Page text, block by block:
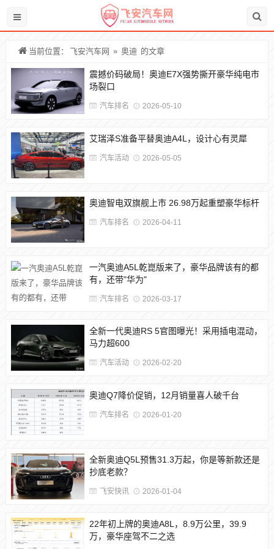
当前位置： 飞安汽车网 » 奥迪 的文章
震撼价码破局！奥迪E7X强势撕开豪华纯电市
场裂口
汽车排名 2026-05-10
艾瑞泽S准备平替奥迪A4L，设计心有灵犀
汽车活动 2026-05-05
奥迪智电双旗舰上市 26.98万起重塑豪华标杆
汽车排名 2026-04-11
一汽奥迪A5L乾崑版来了，豪华品牌该有的都
有，还带"华为"
汽车排名 2026-03-17
全新一代奥迪RS 5官图曝光！采用插电混动，
马力超600
汽车活动 2026-02-20
奥迪Q7降价促销，12月销量喜人破千台
汽车排名 2026-01-20
全新奥迪Q5L预售31.3万起，你是等新款还是
抄底老款？
飞安快讯 2026-01-04
22年初上牌的奥迪A8L，8.9万公里，39.9
万，豪华座驾不二之选